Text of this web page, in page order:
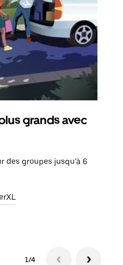
grands avec
des groupes jusqu’à 6
1/4